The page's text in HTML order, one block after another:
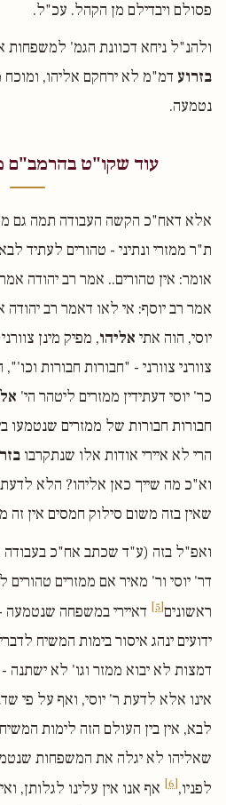
פסולם ויבדילם מן הקהל. עכ"ל.
ולהנ"ל ניחא דכוונת הגמ' למשפחות
בזרוע דמ"מ לא ירחקם אליהו,
נטמעה.
עוד שקו"ט בהרמב"ם
אלא דאח"כ הקשה העבודה תמה גם
ת"ר ממזרי ונתיני - טהורים לעתיד
אומר: אין טהורים.. אמר רב יהודה
אמר רב יוסף: אי לאו דאמר רב
יוסי, הוה אתי אליהו, מפיק מינן
צוורני צוורני - "חבורות חבורות וכו'",
כר' יוסי דעתידין ממזרים ליטהר הי'
חבורות חבורות של ממזרים שנטמעו
הרי לא איירי אודות אלו שנתקרבו
וא"כ מה שייך כאן אליהו? הלא לדעת
שאין בזה משום סילוק חמסים אין זה
ואפ"ל בזה (ע"ד שכתב אח"כ
דר' יוסי ור' מאיר אם ממזרים
ראשונים[5]
דאיירי במשפחה
ידועים ינהג איסור בימות המשיח
דמצות לא יבוא ממזר וגו' לא
אינו אלא לדעת ר' יוסי, ואף על פי
לבא, אין בין העולם הזה לימות
שאליהו לא יגלה את המשפחות
לפניו,[6]
אף אנו אין עלינו לגלותן,